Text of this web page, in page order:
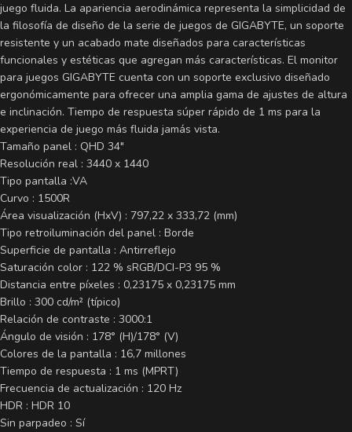
juego fluida. La apariencia aerodinámica representa la simplicidad de
la filosofía de diseño de la serie de juegos de GIGABYTE, un soporte
resistente y un acabado mate diseñados para características
funcionales y estéticas que agregan más características. El monitor
para juegos GIGABYTE cuenta con un soporte exclusivo diseñado
ergonómicamente para ofrecer una amplia gama de ajustes de altura
e inclinación. Tiempo de respuesta súper rápido de 1 ms para la
experiencia de juego más fluida jamás vista.
Tamaño panel : QHD 34″
Resolución real : 3440 x 1440
Tipo pantalla :VA
Curvo : 1500R
Área visualización (HxV) : 797,22 x 333,72 (mm)
Tipo retroiluminación del panel : Borde
Superficie de pantalla : Antirreflejo
Saturación color : 122 % sRGB/DCI-P3 95 %
Distancia entre píxeles : 0,23175 x 0,23175 mm
Brillo : 300 cd/m² (típico)
Relación de contraste : 3000:1
Ángulo de visión : 178° (H)/178° (V)
Colores de la pantalla : 16,7 millones
Tiempo de respuesta : 1 ms (MPRT)
Frecuencia de actualización : 120 Hz
HDR : HDR 10
Sin parpadeo : Sí